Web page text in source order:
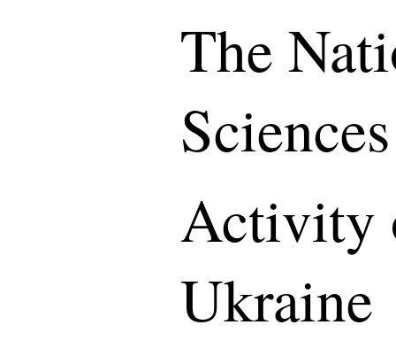
The
Activity
Ukraine